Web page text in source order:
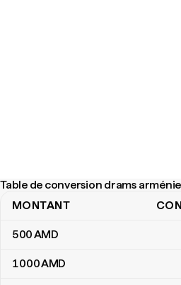
Table de conversion drams
Table de conversion drams
MONTANT
500AMD
1 000AMD